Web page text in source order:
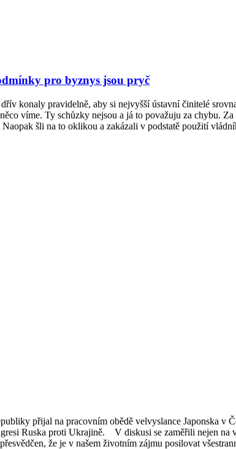
pro byznys jsou pryč
konaly pravidelně, aby si nejvyšší ústavní činitelé
víme. Ty schůzky nejsou a já to považuju za chybu.
šli na to oklikou a zakázali v podstatě použití
přijal na pracovním obědě velvyslance Japonska v
Ruska proti Ukrajině. V diskusi se zaměřili nejen na
že je v našem životním zájmu posilovat